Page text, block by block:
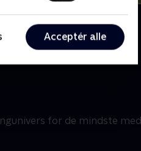
Acceptér alle
• 4 sæsoner
for de mindste med